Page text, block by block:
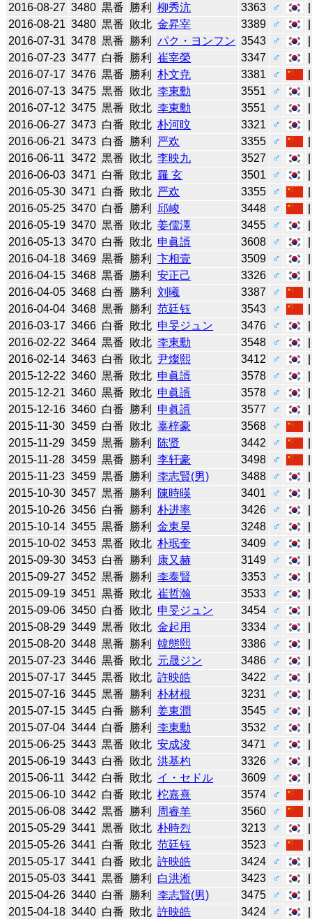
2016-08-27 3480 黒番 勝利 柳秀沆 3363 ♂
2016-08-21 3480 黒番 敗北 金昇宰 3389 ♂
2016-07-31 3478 黒番 勝利 パク・ヨンフン 3543 ♂
2016-07-23 3477 白番 勝利 崔宰榮 3347 ♂
2016-07-17 3476 黒番 勝利 朴文尭 3381 ♂
2016-07-13 3475 黒番 敗北 李東勳 3551 ♂
2016-07-12 3475 黒番 敗北 李東勳 3551 ♂
2016-06-27 3473 白番 敗北 朴河旼 3321 ♂
2016-06-21 3473 白番 勝利 严欢 3355 ♂
2016-06-11 3472 黒番 敗北 李映九 3527 ♂
2016-06-03 3471 白番 敗北 羅 玄 3501 ♂
2016-05-30 3471 白番 敗北 严欢 3355 ♂
2016-05-25 3470 白番 勝利 邱峻 3448 ♂
2016-05-19 3470 黒番 敗北 姜儒澤 3455 ♂
2016-05-13 3470 白番 敗北 申眞諝 3608 ♂
2016-04-18 3469 黒番 勝利 卞相壹 3509 ♂
2016-04-15 3468 黒番 勝利 安正己 3326 ♂
2016-04-05 3468 白番 勝利 刘曦 3387 ♂
2016-04-04 3468 黒番 勝利 范廷钰 3543 ♂
2016-03-17 3466 白番 敗北 申旻ジュン 3476 ♂
2016-02-22 3464 黒番 敗北 李東勳 3548 ♂
2016-02-14 3463 白番 敗北 尹燦熙 3412 ♂
2015-12-22 3460 黒番 敗北 申眞諝 3578 ♂
2015-12-21 3460 黒番 敗北 申眞諝 3578 ♂
2015-12-16 3460 白番 勝利 申眞諝 3577 ♂
2015-11-30 3459 白番 敗北 辜梓豪 3568 ♂
2015-11-29 3459 黒番 勝利 陈贤 3442 ♂
2015-11-28 3459 黒番 勝利 李轩豪 3498 ♂
2015-11-23 3459 黒番 勝利 李志賢(男) 3488 ♂
2015-10-30 3457 黒番 勝利 陳時暎 3401 ♂
2015-10-26 3456 白番 勝利 朴进率 3426 ♂
2015-10-14 3455 黒番 勝利 金東昊 3248 ♂
2015-10-02 3453 黒番 敗北 朴珉奎 3409 ♂
2015-09-30 3453 白番 勝利 康又赫 3149 ♂
2015-09-27 3452 黒番 勝利 李泰賢 3353 ♂
2015-09-19 3451 黒番 敗北 崔哲瀚 3533 ♂
2015-09-06 3450 白番 敗北 申旻ジュン 3454 ♂
2015-08-29 3449 黒番 敗北 金起用 3334 ♂
2015-08-20 3448 黒番 勝利 韓態熙 3386 ♂
2015-07-23 3446 黒番 敗北 元晟ジン 3486 ♂
2015-07-17 3445 黒番 敗北 許映皓 3422 ♂
2015-07-16 3445 黒番 勝利 朴材根 3231 ♂
2015-07-15 3445 白番 勝利 姜東潤 3545 ♂
2015-07-04 3444 白番 勝利 李東勳 3532 ♂
2015-06-25 3443 黒番 敗北 安成浚 3471 ♂
2015-06-19 3443 白番 敗北 洪基杓 3326 ♂
2015-06-11 3442 白番 敗北 イ・セドル 3609 ♂
2015-06-10 3442 白番 敗北 柁嘉熹 3574 ♂
2015-06-08 3442 黒番 勝利 周睿羊 3560 ♂
2015-05-29 3441 黒番 敗北 朴時烈 3213 ♂
2015-05-26 3441 白番 敗北 范廷钰 3523 ♂
2015-05-17 3441 白番 敗北 許映皓 3424 ♂
2015-05-03 3441 黒番 勝利 白洪淅 3423 ♂
2015-04-26 3440 白番 勝利 李志賢(男) 3475 ♂
2015-04-18 3440 白番 敗北 許映皓 3424 ♂